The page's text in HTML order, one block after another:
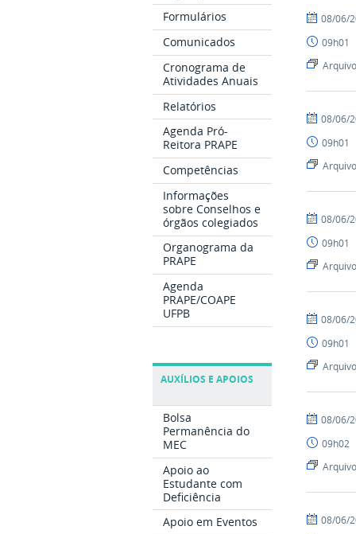
Formulários
Comunicados
Cronograma de
Atividades Anuais
Relatórios
Agenda Pró-
Reitora PRAPE
Competências
Informações
sobre Conselhos e
órgãos colegiados
Organograma da
PRAPE
Agenda
PRAPE/COAPE
UFPB
AUXÍLIOS E APOIOS
Bolsa
Permanência do
MEC
Apoio ao
Estudante com
Deficiência
Apoio em Eventos
por
publicado
08/06/
09h01
Arquivo
por
publicado
08/06/
09h01
Arquivo
por
publicado
08/06/
09h01
Arquivo
por
publicado
08/06/
09h01
Arquivo
por
publicado
08/06/
09h02
Arquivo
por
publicado
08/06/